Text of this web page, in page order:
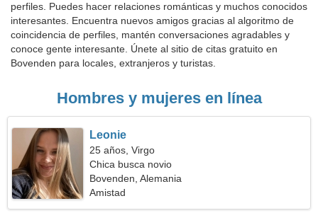
perfiles. Puedes hacer relaciones románticas y muchos conocidos
interesantes. Encuentra nuevos amigos gracias al algoritmo de
coincidencia de perfiles, mantén conversaciones agradables y
conoce gente interesante. Únete al sitio de citas gratuito en
Bovenden para locales, extranjeros y turistas.
Hombres y mujeres en línea
Leonie
25 años, Virgo
Chica busca novio
Bovenden, Alemania
Amistad